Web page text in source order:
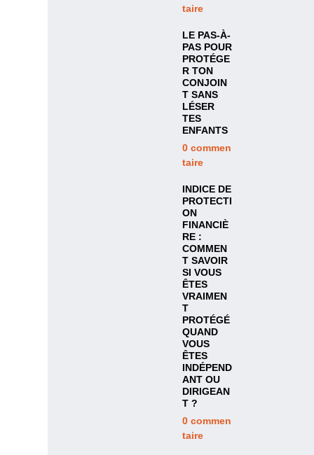
taire
LE PAS-À-
PAS POUR
PROTÉGE
R TON
CONJOIN
T SANS
LÉSER
TES
ENFANTS
0 commen
taire
INDICE DE
PROTECTI
ON
FINANCIÈ
RE :
COMMEN
T SAVOIR
SI VOUS
ÊTES
VRAIMEN
T
PROTÉGÉ
QUAND
VOUS
ÊTES
INDÉPEND
ANT OU
DIRIGEAN
T ?
0 commen
taire